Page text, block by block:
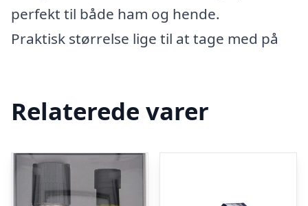
perfekt til både ham og hende.
Praktisk størrelse lige til at tage med på
Relaterede varer